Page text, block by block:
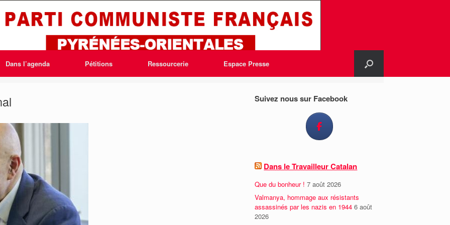
Dans l’agenda Pétitions Ressourcerie
Espace Presse
Suivez nous sur Facebook
Dans le Travailleur Catalan
Que du bonheur ! 7 août 2026
Valmanya, hommage aux résistants
assassinés par les nazis en 1944 6 août
2026